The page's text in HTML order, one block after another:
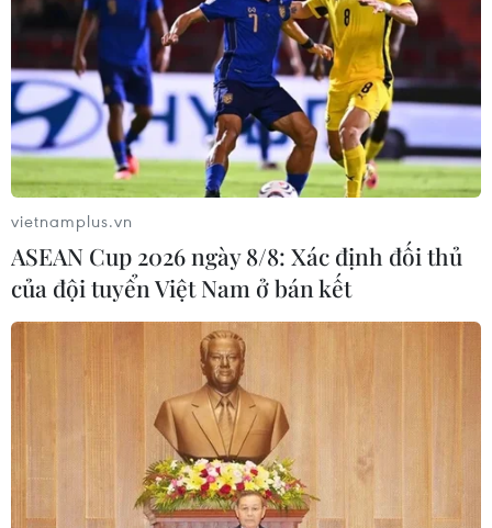
vietnamplus.vn
ASEAN Cup 2026 ngày 8/8: Xác định đối thủ
của đội tuyển Việt Nam ở bán kết